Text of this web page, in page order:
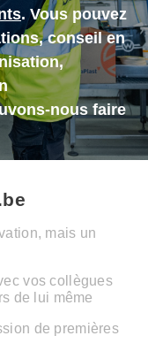
. Vous pouvez
conseil en
nous faire
mais un
vos collègues
de lui même
de premières